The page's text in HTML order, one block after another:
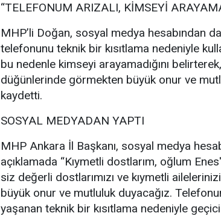
“TELEFONUM ARIZALI, KİMSEYİ
MHP’li Doğan, sosyal medya hesabından
telefonunu teknik bir kısıtlama nedeniyle
bu nedenle kimseyi arayamadığını
düğünlerinde görmekten büyük onur ve
kaydetti.
SOSYAL MEDYADAN YAPTI
MHP Ankara İl Başkanı, sosyal medya
açıklamada “Kıymetli dostlarım, oğlum
siz değerli dostlarımızı ve kıymetli
büyük onur ve mutluluk duyacağız.
yaşanan teknik bir kısıtlama nedeniyle